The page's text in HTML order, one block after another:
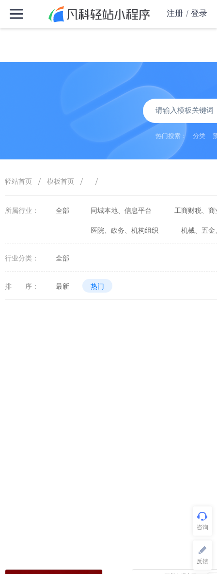
注册 登录
热门搜索： 分类
轻站首页 / 模板首页 / /
所属行业： 全部 同城本地、信息平台 工商财税、
医院、政务、机构组织 机械、五
行业分类： 全部
排 序： 最新 热门